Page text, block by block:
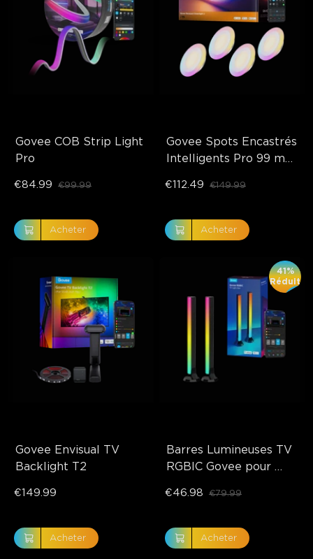
Govee COB Strip Light
Pro
€84.99 €99.99
Acheter
Govee Spots Encastrés
Intelligents Pro 99 mm
€112.49 €149.99
Acheter
Govee Envisual TV
Backlight T2
€149.99
Acheter
Barres Lumineuses TV
RGBIC Govee pour
41%
Réduit
€46.98 €79.99
Acheter